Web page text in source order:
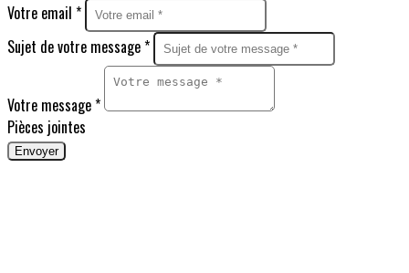
Votre email *
Sujet de votre message *
Votre message *
Pièces jointes
Envoyer